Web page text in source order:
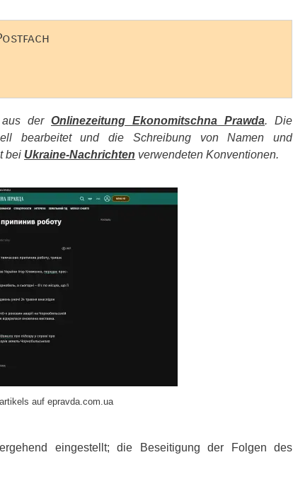
aus der Onlinezeitung Ekonomitschna Prawda. Die
bearbeitet und die Schreibung von Namen und
bei Ukraine-Nachrichten verwendeten Konventionen.
auf epravda.com.ua
eingestellt; die Beseitigung der Folgen des